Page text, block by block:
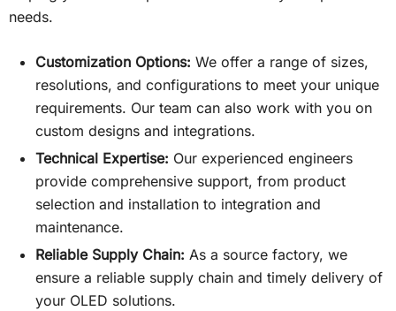
needs.
Customization Options: We offer a range of sizes,
resolutions, and configurations to meet your unique
requirements. Our team can also work with you on
custom designs and integrations.
Technical Expertise: Our experienced engineers
provide comprehensive support, from product
selection and installation to integration and
maintenance.
Reliable Supply Chain: As a source factory, we
ensure a reliable supply chain and timely delivery of
your OLED solutions.